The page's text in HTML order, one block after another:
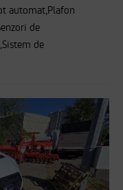
automat,Plafon
de
de